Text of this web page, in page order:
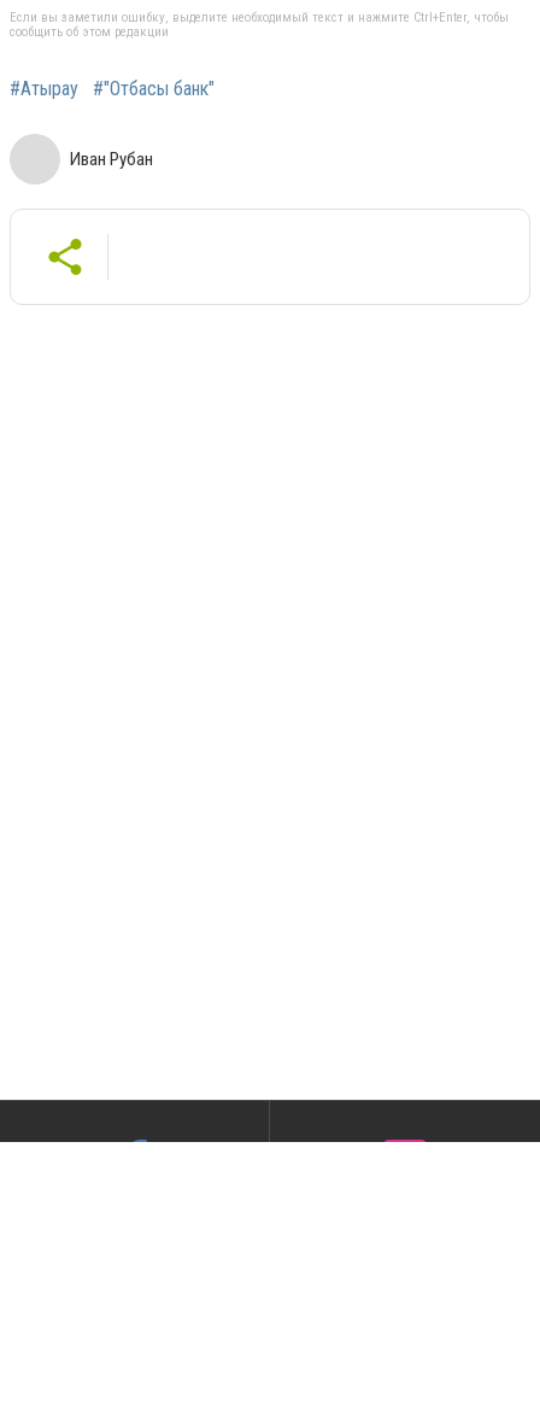
Если вы заметили ошибку, выделите необходимый текст и нажмите Ctrl+Enter, чтобы
сообщить об этом редакции
#Атырау #"Отбасы банк"
Иван Рубан